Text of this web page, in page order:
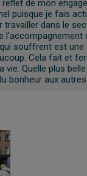
de mon
puisque je fais
travailler dans le
l'accompagnement
souffrent est une
Cela fait et
vie. Quelle plus
bonheur aux